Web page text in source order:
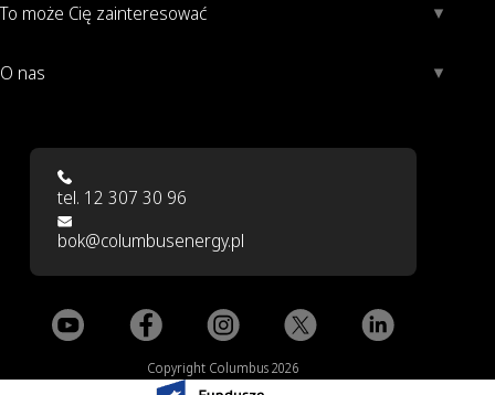
To może Cię zainteresować
O nas
tel. 12 307 30 96
bok@columbusenergy.pl
Copyright Columbus 2026